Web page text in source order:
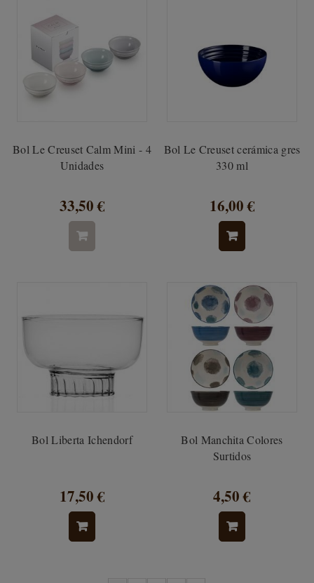
Bol Le Creuset Calm Mini - 4
Unidades
33,50 €
Bol Le Creuset cerámica gres
330 ml
16,00 €
Bol Liberta Ichendorf
17,50 €
Bol Manchita Colores
Surtidos
4,50 €